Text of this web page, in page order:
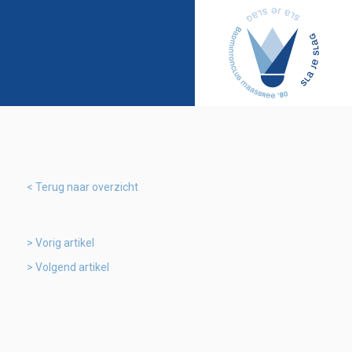
Terug naar overzicht
Vorig artikel
Volgend artikel